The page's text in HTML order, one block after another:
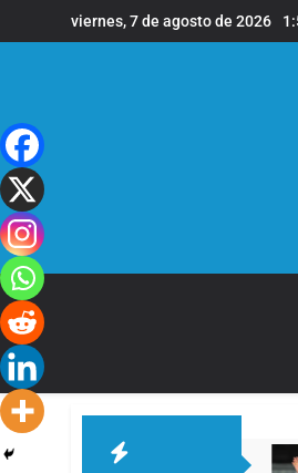
al
viernes, 7 de agosto de 2026
Quilmes La